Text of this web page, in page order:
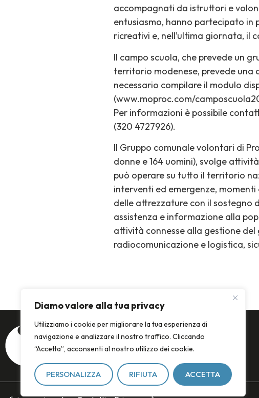
Diamo valore alla tua privacy
Utilizziamo i cookie per migliorare la tua esperienza di
navigazione e analizzare il nostro traffico. Cliccando
“Accetta”, acconsenti al nostro utilizzo dei cookie.
PERSONALIZZA RIFIUTA ACCETTA
accompagnati da istruttori e
entusiasmo, hanno partecipato in
ricreativi e, nell’ultima giornata, il
Il campo scuola, che prevede un
territorio modenese, prevede una
necessario compilare il modulo
(www.moproc.com/
Per informazioni è possibile
(320 4727926).
Il Gruppo comunale volontari di
donne e 164 uomini), svolge
può operare su tutto il territorio
interventi ed emergenze,
delle attrezzature con il sostegno
assistenza e informazione alla
attività connesse alla gestione
radiocomunicazione e logistica,